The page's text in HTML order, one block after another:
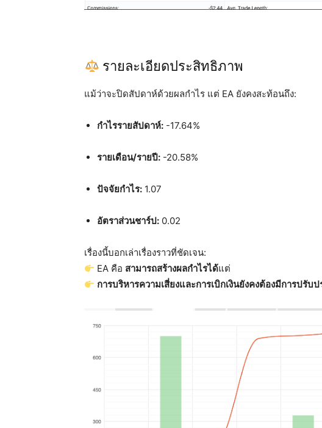
รายละเอียดประสิทธิภาพ
แม้ว่าจะปิดสัปดาห์ด้วยผลกำไร แต่ EA ยังคงสะท้อนถึง:
กำไรรายสัปดาห์: -17.64%
รายเดือน/รายปี: -20.58%
ปัจจัยกำไร: 1.07
อัตราส่วนชาร์ป: 0.02
เรื่องนี้บอกเล่าเรื่องราวที่ชัดเจน:
EA คือ สามารถสร้างผลกำไรได้แต่
การบริหารความเสี่ยงและการเบิกเงินยังคงต้องมีการปรับป